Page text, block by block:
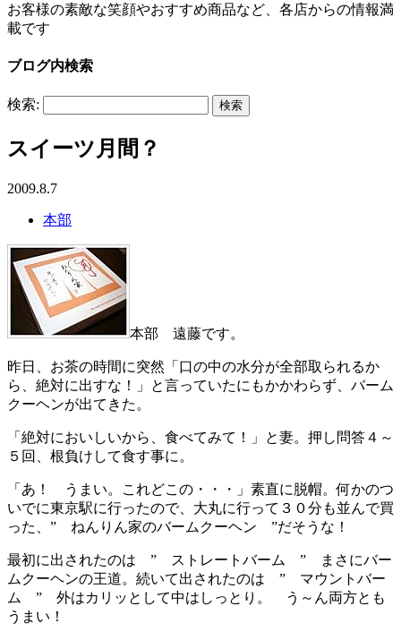
お客様の素敵な笑顔やおすすめ商品など、各店からの情報満
載です
ブログ内検索
検索:
スイーツ月間？
2009.8.7
本部
本部 遠藤です。
昨日、お茶の時間に突然「口の中の水分が全部取られるか
ら、絶対に出すな！」と言っていたにもかかわらず、バーム
クーヘンが出てきた。
「絶対においしいから、食べてみて！」と妻。押し問答４～
５回、根負けして食す事に。
「あ！ うまい。これどこの・・・」素直に脱帽。何かのつ
いでに東京駅に行ったので、大丸に行って３０分も並んで買
った、” ねんりん家のバームクーヘン ”だそうな！
最初に出されたのは ” ストレートバーム ” まさにバー
ムクーヘンの王道。続いて出されたのは ” マウントバー
ム ” 外はカリッとして中はしっとり。 う～ん両方とも
うまい！